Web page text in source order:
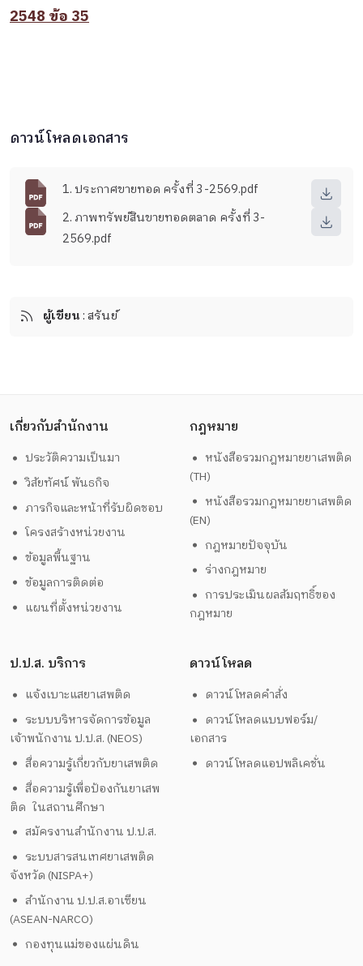
2548 ข้อ 35
ดาวน์โหลดเอกสาร
1. ประกาศขายทอด ครั้งที่ 3-2569.pdf
2. ภาพทรัพย์สินขายทอดตลาด ครั้งที่ 3-
2569.pdf
ผู้เขียน: สรันย์
เกี่ยวกับสำนักงาน
ประวัติความเป็นมา
วิสัยทัศน์ พันธกิจ
ภารกิจและหน้าที่รับผิดชอบ
โครงสร้างหน่วยงาน
ข้อมูลพื้นฐาน
ข้อมูลการติดต่อ
แผนที่ตั้งหน่วยงาน
กฎหมาย
หนังสือรวมกฎหมายยาเสพติด
(TH)
หนังสือรวมกฎหมายยาเสพติด
(EN)
กฎหมายปัจจุบัน
ร่างกฎหมาย
การประเมินผลสัมฤทธิ์ของ
กฎหมาย
ป.ป.ส. บริการ
แจ้งเบาะแสยาเสพติด
ระบบบริหารจัดการข้อมูล
เจ้าพนักงาน ป.ป.ส. (NEOS)
สื่อความรู้เกี่ยวกับยาเสพติด
สื่อความรู้เพื่อป้องกันยาเสพ
ติด ในสถานศึกษา
สมัครงานสำนักงาน ป.ป.ส.
ระบบสารสนเทศยาเสพติด
จังหวัด (NISPA+)
สำนักงาน ป.ป.ส.อาเซียน
(ASEAN-NARCO)
กองทุนแม่ของแผ่นดิน
ดาวน์โหลด
ดาวน์โหลดคำสั่ง
ดาวน์โหลดแบบฟอร์ม/
เอกสาร
ดาวน์โหลดแอปพลิเคชั่น